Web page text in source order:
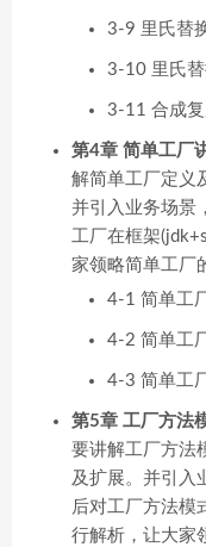
3-9 里氏替
3-10 里氏
3-11 合成
第4章 简单工厂
解简单工厂定义
并引入业务场景
工厂在框架
家领略简单工厂
4-1 简单工
4-2 简单工
4-3 简单工
第5章 工厂方法
要讲解工厂方法
及扩展。并引入
后对工厂方法模
行解析，让大家